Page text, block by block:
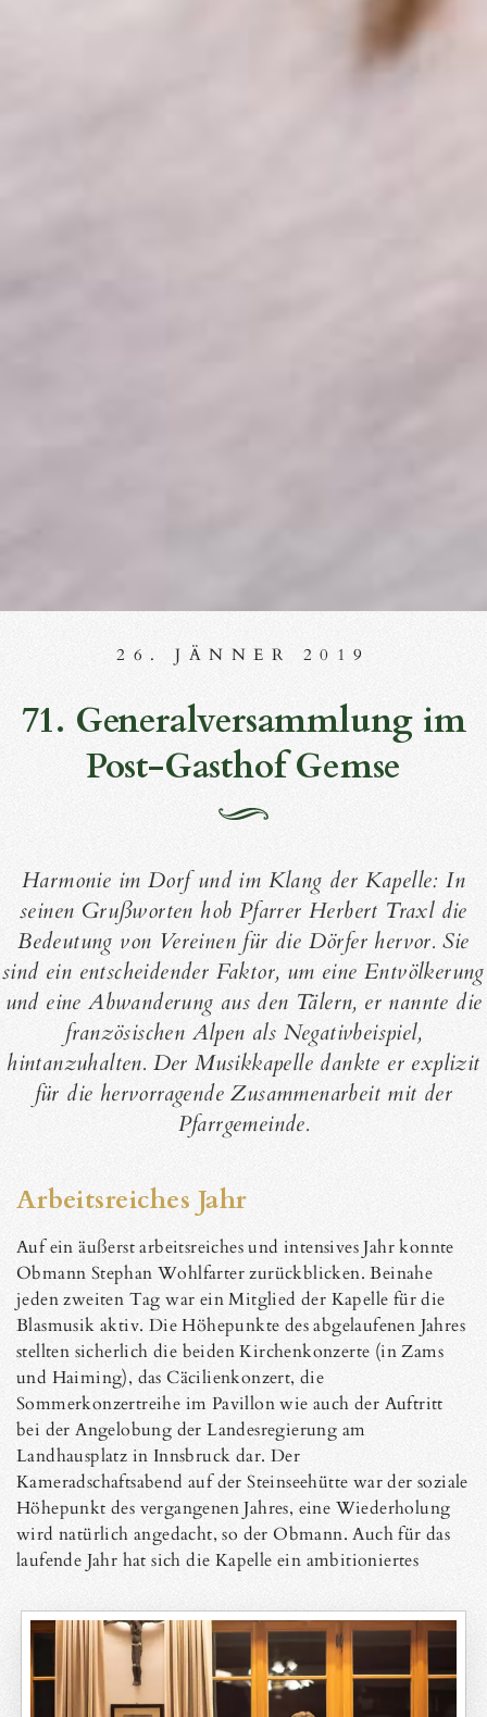
26. JÄNNER 2019
71. Generalversammlung im
Post-Gasthof Gemse
Harmonie im Dorf und im Klang der Kapelle: In
seinen Grußworten hob Pfarrer Herbert Traxl die
Bedeutung von Vereinen für die Dörfer hervor. Sie
sind ein entscheidender Faktor, um eine Entvölkerung
und eine Abwanderung aus den Tälern, er nannte die
französischen Alpen als Negativbeispiel,
hintanzuhalten. Der Musikkapelle dankte er explizit
für die hervorragende Zusammenarbeit mit der
Pfarrgemeinde.
Arbeitsreiches Jahr
Auf ein äußerst arbeitsreiches und intensives Jahr konnte
Obmann Stephan Wohlfarter zurückblicken. Beinahe
jeden zweiten Tag war ein Mitglied der Kapelle für die
Blasmusik aktiv. Die Höhepunkte des abgelaufenen Jahres
stellten sicherlich die beiden Kirchenkonzerte (in Zams
und Haiming), das Cäcilienkonzert, die
Sommerkonzertreihe im Pavillon wie auch der Auftritt
bei der Angelobung der Landesregierung am
Landhausplatz in Innsbruck dar. Der
Kameradschaftsabend auf der Steinseehütte war der soziale
Höhepunkt des vergangenen Jahres, eine Wiederholung
wird natürlich angedacht, so der Obmann. Auch für das
laufende Jahr hat sich die Kapelle ein ambitioniertes